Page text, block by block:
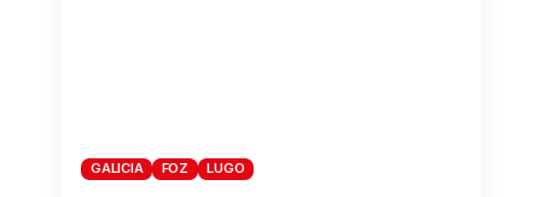
GALICIA FOZ LUGO